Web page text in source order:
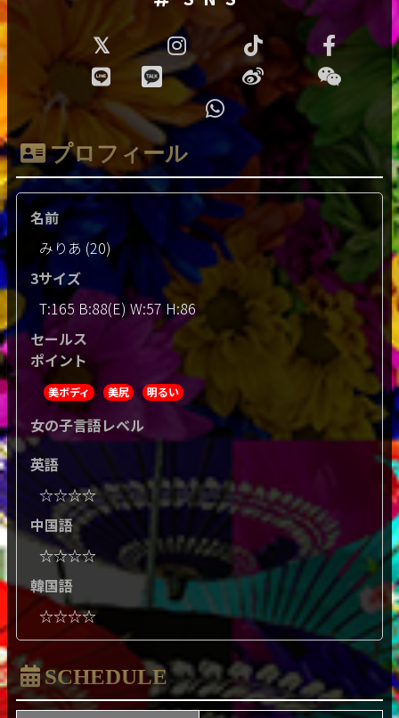
プロフィール
名前
みりあ (20)
3サイズ
T:165 B:88(E) W:57 H:86
セールス
ポイント
美ボディ 美尻 明るい
女の子言語レベル
英語
☆☆☆☆
中国語
☆☆☆☆
韓国語
☆☆☆☆
SCHEDULE